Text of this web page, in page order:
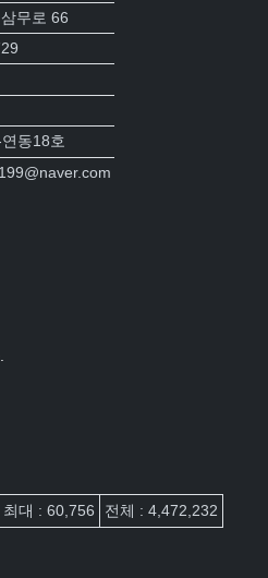
무로 66
동18호
최대 : 60,756 전체 : 4,472,232